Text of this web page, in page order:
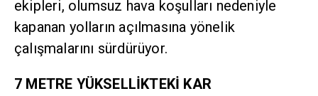
ekipleri, olumsuz hava koşulları nedeniyle
kapanan yolların açılmasına yönelik
çalışmalarını sürdürüyor.
7 METRE YÜKSELLİKTEKİ KAR